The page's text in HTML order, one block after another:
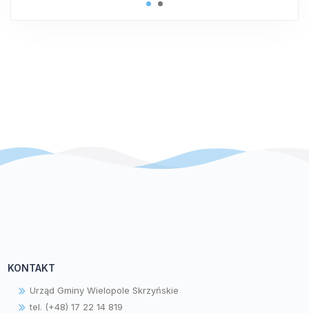
KONTAKT
Urząd Gminy Wielopole Skrzyńskie
tel. (+48) 17 22 14 819